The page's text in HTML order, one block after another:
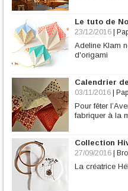
Le tuto de
23/12/2016
Adeline Klam
d'origami
Calendrier
03/11/2016
Pour fêter
fabriquer à la
Collection
27/09/2016
La créatrice